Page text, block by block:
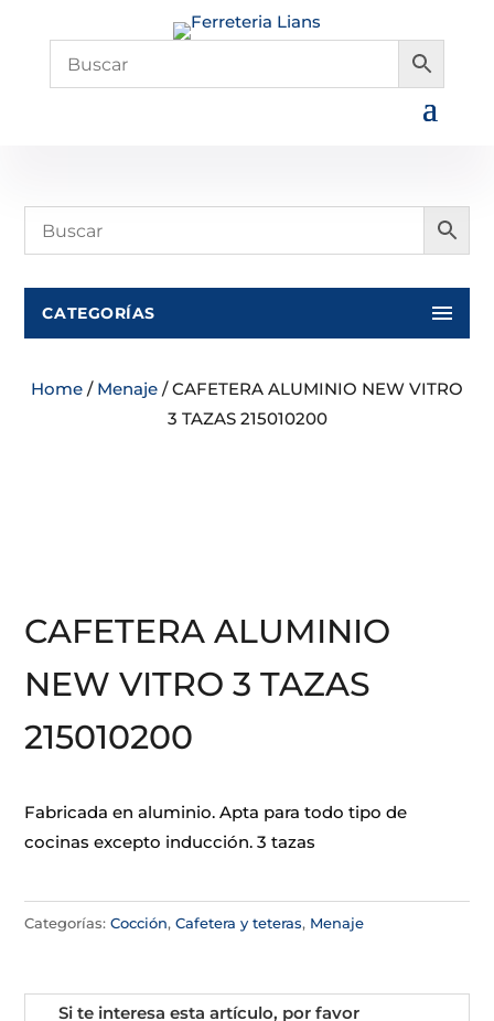
CATEGORÍAS
Home / Menaje / CAFETERA ALUMINIO NEW VITRO
3 TAZAS 215010200
CAFETERA ALUMINIO
NEW VITRO 3 TAZAS
215010200
Fabricada en aluminio. Apta para todo tipo de
cocinas excepto inducción. 3 tazas
Categorías:Cocción,Cafetera y teteras, Menaje
Si te interesa esta artículo, por favor